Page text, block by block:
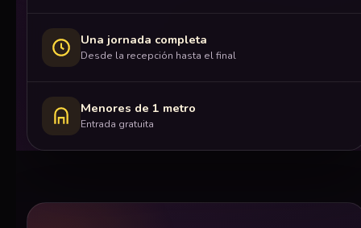
Una jornada completa
Desde la recepción hasta el final
Menores de 1 metro
Entrada gratuita